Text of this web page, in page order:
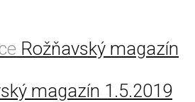
Rožňavský magazín
magazín 1.5.2019